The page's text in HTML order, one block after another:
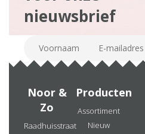
nieuwsbrief
Noor &
Zo
Raadhuisstraat
Producten
Assortiment
Nieuw